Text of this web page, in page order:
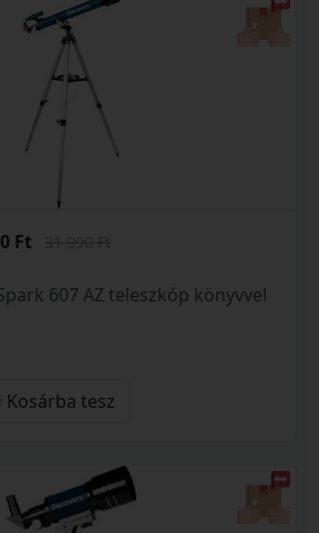
Ft
607 AZ teleszkóp könyvvel
Kosárba tesz